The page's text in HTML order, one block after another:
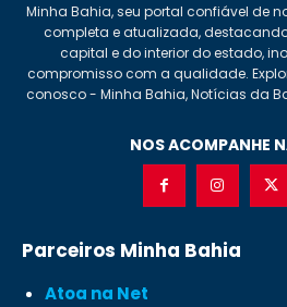
Minha Bahia, seu portal confiável de
completa e atualizada,
capital e do interior do estado,
compromisso com a qualidade.
conosco - Minha Bahia, Notícias da
NOS ACOMPANHE
Parceiros Minha Bahia
Atoa na Net